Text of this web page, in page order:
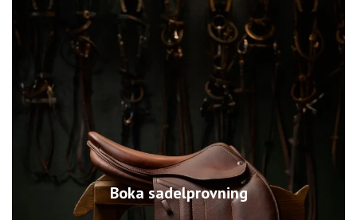
Boka sadelprovning